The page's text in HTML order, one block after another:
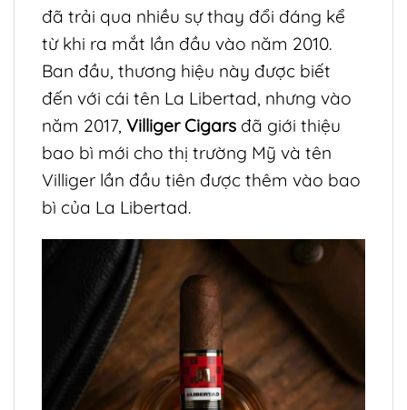
đã trải qua nhiều sự thay đổi đáng kể
từ khi ra mắt lần đầu vào năm 2010.
Ban đầu, thương hiệu này được biết
đến với cái tên La Libertad, nhưng vào
năm 2017, Villiger Cigars đã giới thiệu
bao bì mới cho thị trường Mỹ và tên
Villiger lần đầu tiên được thêm vào bao
bì của La Libertad.